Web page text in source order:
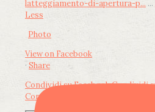
latteggiamento-di-apertura-p... ...
Less
Photo
View on Facebook
· Share
Condividi su FacebookCondividi
Condividi su LinkedIn